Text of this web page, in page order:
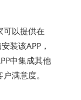
以提供在
装该APP，
中集成其他
满意度。